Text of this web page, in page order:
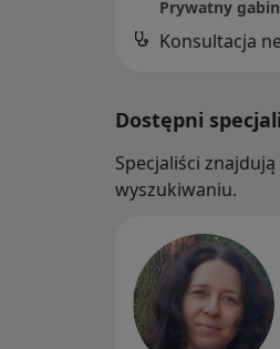
Prywatny
Konsultacja
Dostępni
Specjaliści
wyszukiwaniu.